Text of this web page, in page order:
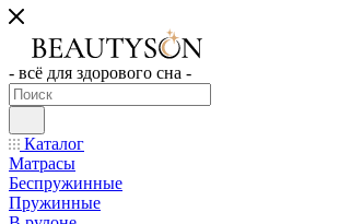
- всё для здорового сна -
Каталог
Матрасы
Беспружинные
Пружинные